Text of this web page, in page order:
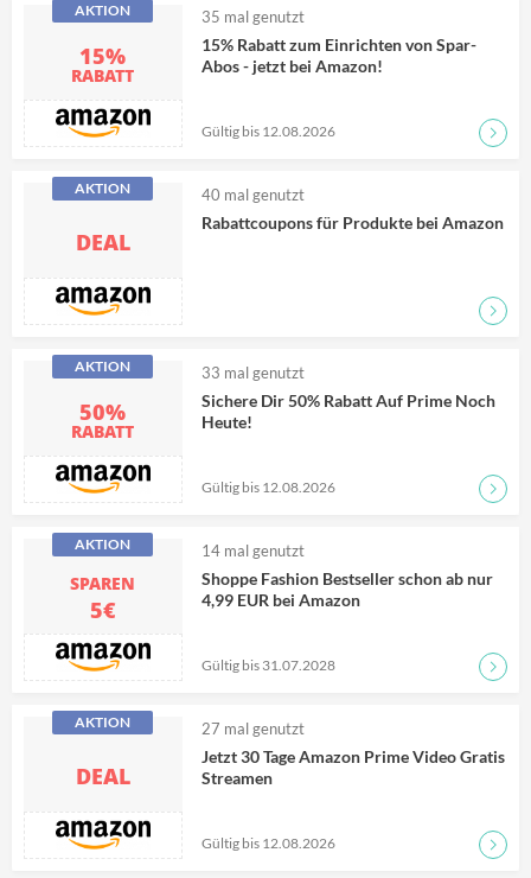
15%
RABATT
AKTION 35 mal genutzt
15% Rabatt zum Einrichten von Spar-
Abos - jetzt bei Amazon!
Gültig bis 12.08.2026 Zum
DEAL
AKTION 40 mal genutzt
Rabattcoupons für Produkte bei Amazon
Zum
50%
RABATT
AKTION 33 mal genutzt
Sichere Dir 50% Rabatt Auf Prime Noch
Heute!
Gültig bis 12.08.2026 Zum
SPAREN
5€
AKTION 14 mal genutzt
Shoppe Fashion Bestseller schon ab nur
4,99 EUR bei Amazon
Gültig bis 31.07.2028 Zum
DEAL
AKTION 27 mal genutzt
Jetzt 30 Tage Amazon Prime Video Gratis
Streamen
Gültig bis 12.08.2026 Zum